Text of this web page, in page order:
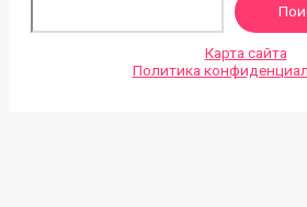
Карта сайта
Политика